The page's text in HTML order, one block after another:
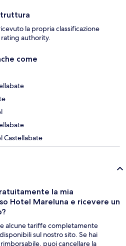
la propria classificazione
authority.
come
Castellabate
la mia
Hotel Mareluna e ricevere un
alcune tariffe completamente
sul nostro sito. Se hai
puoi cancellare la